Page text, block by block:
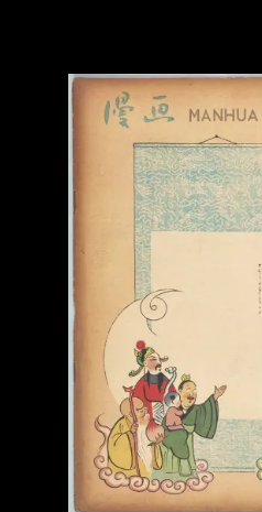
M+
进一步筛选
关于M+藏品
探索世界顶级的二十
文化藏品。